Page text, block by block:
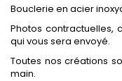
Bouclerie en acier
Photos contractuelles,
qui vous sera envoyé.
Toutes nos créations
main.